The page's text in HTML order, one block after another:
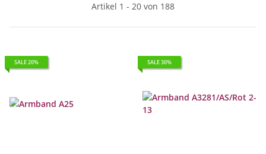
Artikel 1 - 20 von 188
SALE 20% SALE 30%